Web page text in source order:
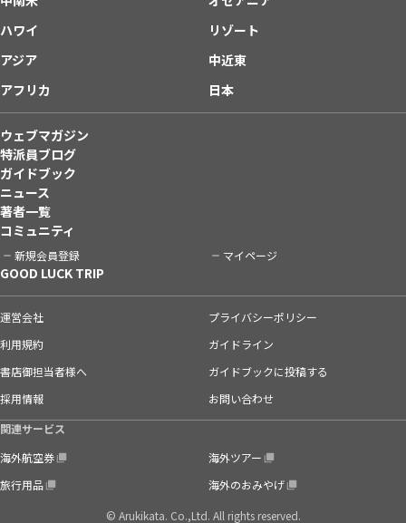
ハワイ
リゾート
アジア
中近東
アフリカ
日本
ウェブマガジン
特派員ブログ
ガイドブック
ニュース
著者一覧
コミュニティ
新規会員登録 マイページ
GOOD LUCK TRIP
運営会社
プライバシーポリシー
利用規約
ガイドライン
書店御担当者様へ
ガイドブックに投稿する
採用情報
お問い合わせ
関連サービス
海外航空券
海外ツアー
旅行用品
海外のおみやげ
© Arukikata. Co.,Ltd. All rights reserved.